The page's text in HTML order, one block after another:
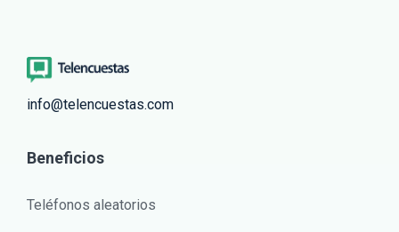
info@telencuestas.com
Beneficios
Teléfonos aleatorios